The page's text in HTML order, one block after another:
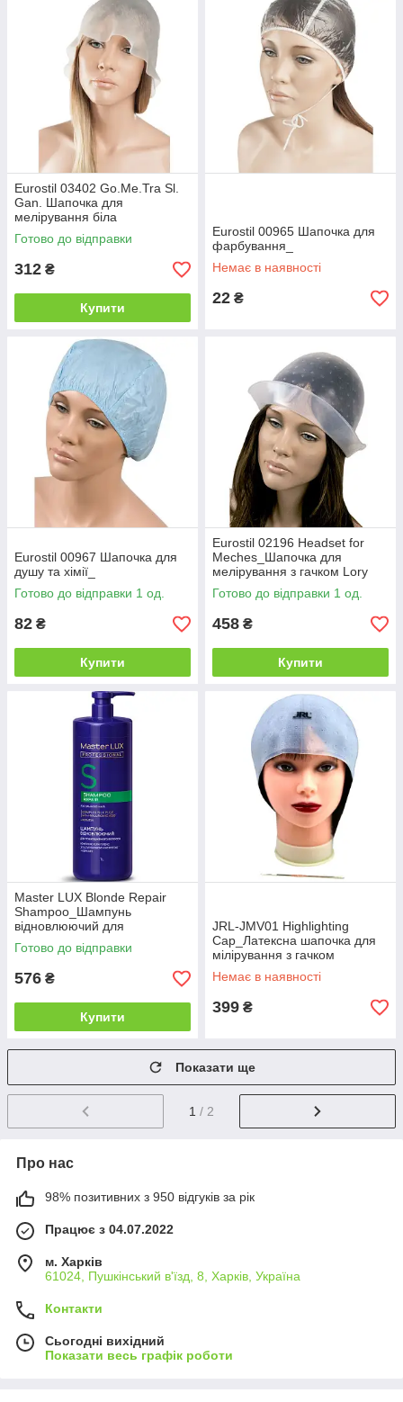
Eurostil 03402 Go.Me.Tra Sl.
Gan. Шапочка для
мелірування біла
силіконова_
Готово до відправки
312 ₴
Купити
Eurostil 00965 Шапочка для
фарбування_
Немає в наявності
22 ₴
Eurostil 00967 Шапочка для
душу та хімії_
Готово до відправки 1 од.
82 ₴
Купити
Eurostil 02196 Headset for
Meches_Шапочка для
мелірування з гачком Lory
Готово до відправки 1 од.
458 ₴
Купити
Master LUX Blonde Repair
Shampoo_Шампунь
відновлюючий для
освітленого волосся 1000мл
Готово до відправки
576 ₴
Купити
JRL-JMV01 Highlighting
Cap_Латексна шапочка для
мілірування з гачком
багаторазова
Немає в наявності
399 ₴
Показати ще
1 / 2
Про нас
98% позитивних з 950 відгуків за рік
Працює з 04.07.2022
м. Харків
61024, Пушкінський в'їзд, 8, Харків, Україна
Контакти
Сьогодні вихідний
Показати весь графік роботи